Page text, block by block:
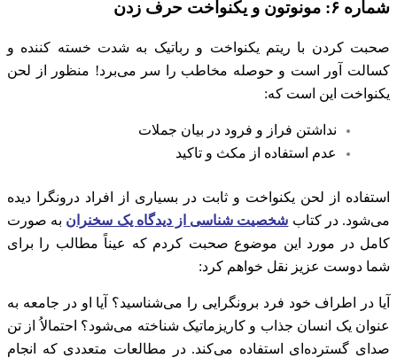
شماره ۶: مونوتون و یکنواخت حرف زدن
صحبت کردن با ریتم یکنواخت و رباتیک به شدت خسته کننده و
کسالت آور است و حوصله مخاطب را سر می‌برد! منظور از لحن
یکنواخت این است که:
نداشتن فراز و فرود در بیان جملات
عدم استفاده از مکث و تاکید
استفاده از لحن یکنواخت و ثابت در بسیاری از افراد درونگرا دیده
می‌شود. در کتاب شخصیت شناسی از دیدگاه یک سخنران به صورت
کامل در مورد این موضوع صحبت کردم که عیناً مطالب را برای
شما دوست عزیز نقل خواهم کرد:
آیا در اطراف خود فرد برونگرایی را می‌شناسید؟ آیا او در جامعه به
عنوان یک انسان جذاب و کاریزماتیک شناخته می‌شود؟ احتمالاُ از تن
صدای گسترده‌ای استفاده می‌کند. در مطالعات متعددی که انجام